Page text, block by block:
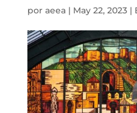
por aeea| May 22, 2023|